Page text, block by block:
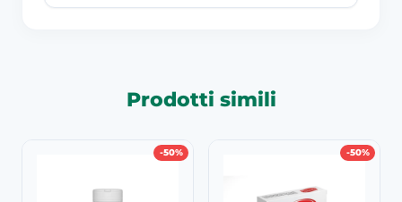
Prodotti simili
-50% -50%